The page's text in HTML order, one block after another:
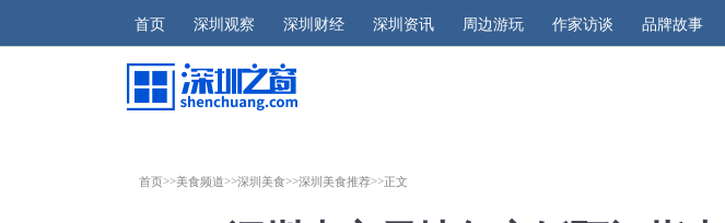
首页 深圳观察 深圳财经 深圳资讯 周边游玩 作家访谈 品牌故事
首页>>美食频道>>深圳美食>>深圳美食推荐>>正文